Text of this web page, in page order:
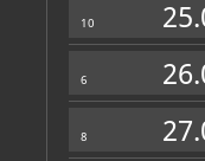
10
6
8